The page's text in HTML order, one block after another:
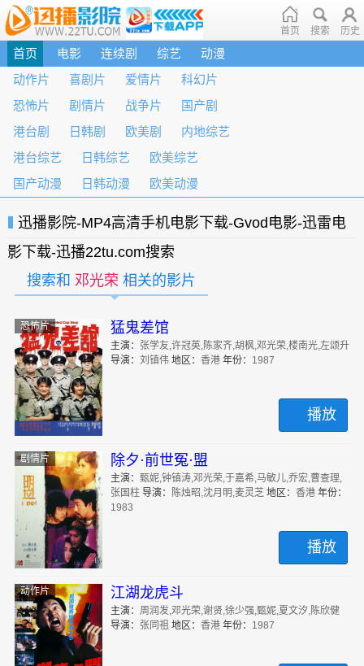
首页 搜索 历史
首页 电影 连续剧 综艺
动漫
动作片
喜剧片 爱情片
科幻片
恐怖片
剧情片 战争片
国产剧
港台剧
日韩剧 欧美剧
内地综艺
港台综艺
日韩综艺
欧美综艺
国产动漫
日韩动漫 欧美动漫
迅播影院-MP4高清手机电影下载-Gvod电影-迅雷电
影下载-迅播22tu.com搜索
搜索和 邓光荣相关的影片
恐怖片 猛鬼差馆
主演：
张学友,许冠英,陈家齐,胡枫,邓光荣,楼南光,左颂升
导演： 刘镇伟 地区： 香港 年份： 1987
播放
剧情片 除夕·前世冤·盟
主演： 甄妮,钟镇涛,邓光荣,于嘉希,马敏儿,乔宏,曹查理,
张国柱 导演： 陈烛昭,沈月明,麦灵芝 地区： 香港 年份：
1983
播放
动作片 江湖龙虎斗
主演： 周润发,邓光荣,谢贤,徐少强,甄妮,夏文汐,陈欣健
导演：
张同祖 地区： 香港 年份： 1987